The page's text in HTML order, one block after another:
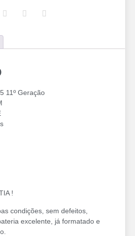
11º Geração
!
condições, sem defeitos,
excelente, já formatado e